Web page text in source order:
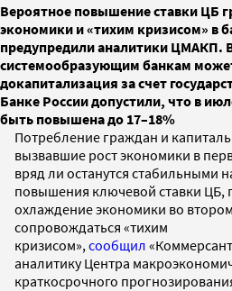
Вероятное повышение ставки ЦБ
экономики и «тихим кризисом» в
предупредили аналитики ЦМАКП.
системообразующим банкам
докапитализация за счет
Банке России допустили, что в
быть повышена до 17–18%
Потребление граждан и
вызвавшие рост экономики в
вряд ли останутся стабильными
повышения ключевой ставки ЦБ,
охлаждение экономики во
сопровождаться «тихим
кризисом», сообщил
аналитику Центра
краткосрочного